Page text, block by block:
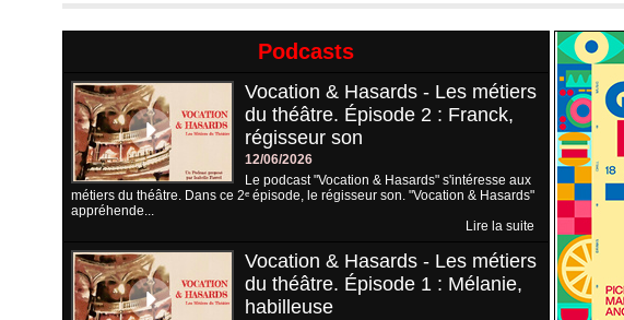
Podcasts
Vocation & Hasards - Les métiers
du théâtre. Épisode 2 : Franck,
régisseur son
12/06/2026
Le podcast "Vocation & Hasards" s'intéresse aux
métiers du théâtre. Dans ce 2ᵉ épisode, le régisseur son. "Vocation & Hasards"
appréhende...
Lire la suite
Vocation & Hasards - Les métiers
du théâtre. Épisode 1 : Mélanie,
habilleuse